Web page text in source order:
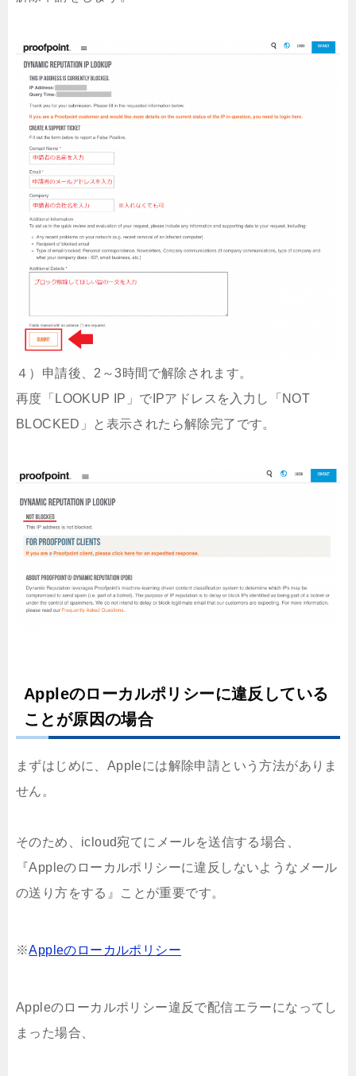
４）申請後、2～3時間で解除されます。
再度「LOOKUP IP」でIPアドレスを入力し「NOT
BLOCKED」と表示されたら解除完了です。
Appleのローカルポリシーに違反している
ことが原因の場合
まずはじめに、Appleには解除申請という方法がありま
せん。
そのため、icloud宛てにメールを送信する場合、
『Appleのローカルポリシーに違反しないようなメール
の送り方をする』ことが重要です。
※Appleのローカルポリシー
Appleのローカルポリシー違反で配信エラーになってし
まった場合、